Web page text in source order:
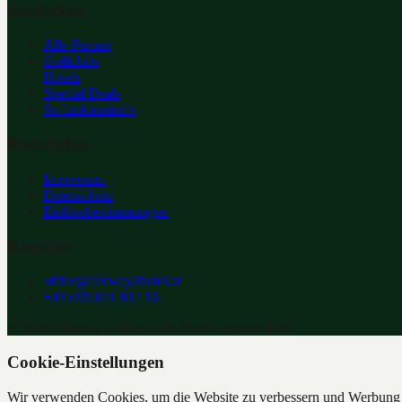
Alle Partner
Golfclubs
Hotels
Special Deals
So funktioniert's
Impressum
Datenschutz
Einlösebestimmungen
office@fairway2hotel.at
+43 699 811 802 16
Cookie-Einstellungen
Wir verwenden Cookies, um die Website zu verbessern und